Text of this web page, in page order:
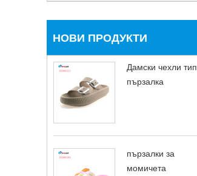
НОВИ ПРОДУКТИ
Дамски чехли тип
пързалка
пързалки за
момичета